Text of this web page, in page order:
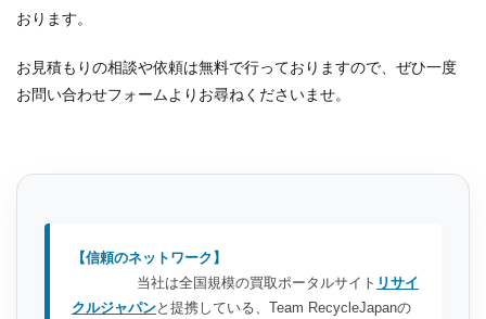
おります。
お見積もりの相談や依頼は無料で行っておりますので、ぜひ一度
お問い合わせフォームよりお尋ねくださいませ。
【信頼のネットワーク】
当社は全国規模の買取ポータルサイト リサイ
クルジャパンと提携している、Team RecycleJapanの